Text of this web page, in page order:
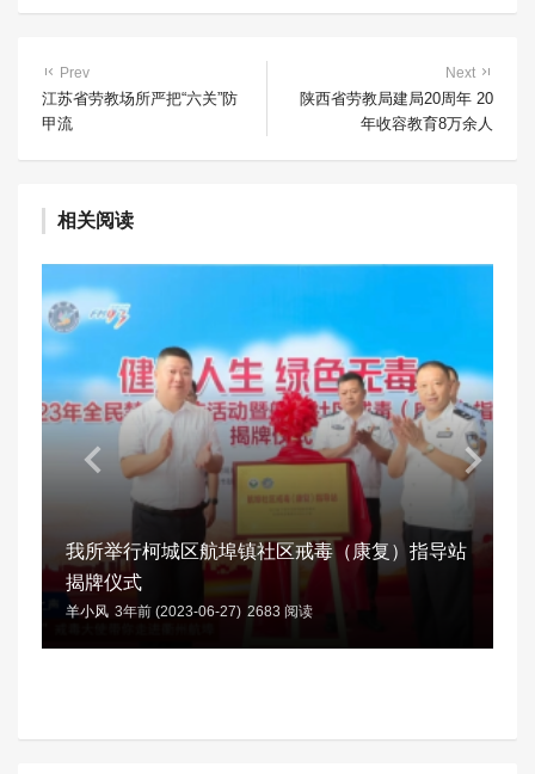
Prev
江苏省劳教场所严把“六关”防
甲流
Next
陕西省劳教局建局20周年 20
年收容教育8万余人
相关阅读
我所举行柯城区航埠镇社区戒毒（康复）指导站
揭牌仪式
羊小风 3年前 (2023-06-27) 2683 阅读